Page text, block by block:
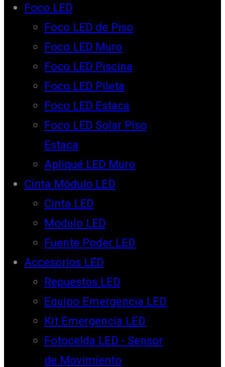
Foco LED
Foco LED de Piso
Foco LED Muro
Foco LED Piscina
Foco LED Pileta
Foco LED Estaca
Foco LED Solar Piso
Estaca
Apliqué LED Muro
Cinta Módulo LED
Cinta LED
Modulo LED
Fuente Poder LED
Accesorios LED
Repuestos LED
Equipo Emergencia LED
Kit Emergencia LED
Fotocelda LED - Sensor
de Movimiento